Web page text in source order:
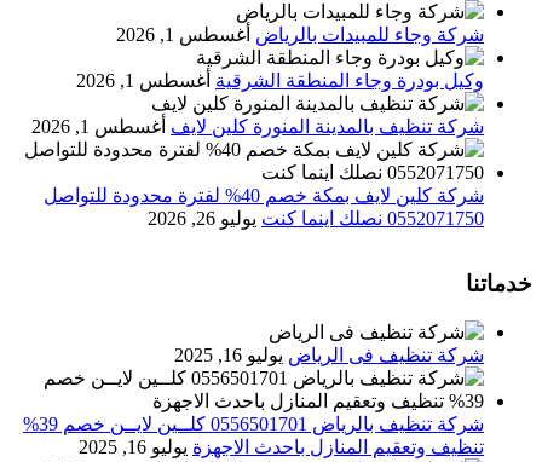
شركة وجاء للمبيدات بالرياض أغسطس 1, 2026
وكيل بودرة وجاء المنطقة الشرقية أغسطس 1, 2026
شركة تنظيف بالمدينة المنورة كلين لايف أغسطس 1, 2026
شركة كلين لايف بمكة خصم 40% لفترة محدودة للتواصل
0552071750 نصلك اينما كنت
يوليو 26, 2026
خدماتنا
شركة تنظيف فى الرياض يوليو 16, 2025
شركة تنظيف بالرياض 0556501701 كلــين لايــن خصم 39%
تنظيف وتعقيم المنازل باحدث الاجهزة يوليو 16, 2025